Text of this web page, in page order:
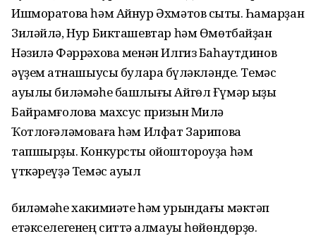
Ишморатова һәм Айнур Әхмәтов сыҡты. Һаҡмарҙан
Зиләйлә, Нур Бикташевтар һәм Өмөтбайҙан
Нәзилә Фәррәхова менән Илгиз Баһаутдинов
әүҙем ҡатнашыусы булараҡ бүләкләнде. Темәс
ауылы биләмәһе башлығы Айгөл Ғүмәр ҡыҙы
Байрамғолова махсус призын Милә
Ҡотлоғәләмоваға һәм Илфат Зариповҡа
тапшырҙы. Конкурсты ойоштороуҙа һәм
үткәреүҙә Темәс ауыл
биләмәһе хакимиәте һәм урындағы мәктәп
етәкселегенең ситтә ҡалмауы һөйөндөрҙө.